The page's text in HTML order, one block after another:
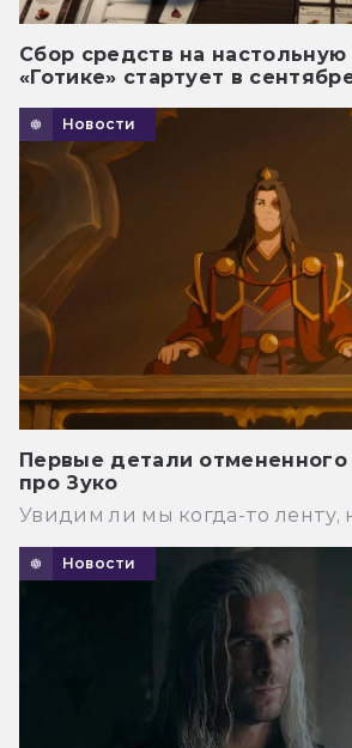
Сбор средств на настольную
«Готике» стартует в
Новости
Первые детали
про Зуко
Увидим ли мы когда-то ленту,
Новости